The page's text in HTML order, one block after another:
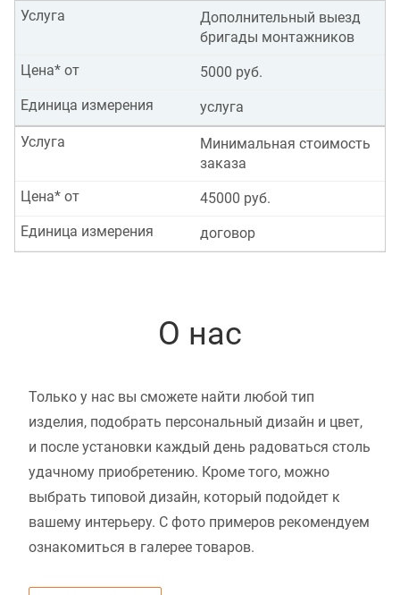
Дополнительный выезд
бригады монтажников
Услуга
5000 руб.
Цена* от
услуга
Единица измерения
Минимальная стоимость
заказа
Услуга
45000 руб.
Цена* от
договор
Единица измерения
О нас
Только у нас вы сможете найти любой тип
изделия, подобрать персональный дизайн и цвет,
и после установки каждый день радоваться столь
удачному приобретению. Кроме того, можно
выбрать типовой дизайн, который подойдет к
вашему интерьеру. С фото примеров рекомендуем
ознакомиться в галерее товаров.